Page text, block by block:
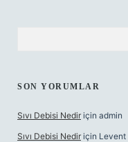
SON YORUMLAR
Sıvı Debisi Nedir için admin
Sıvı Debisi Nedir için Levent